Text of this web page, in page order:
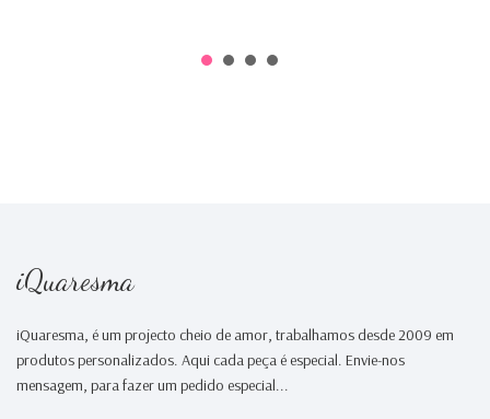
iQuaresma
iQuaresma, é um projecto cheio de amor, trabalhamos desde 2009 em
produtos personalizados. Aqui cada peça é especial. Envie-nos
mensagem, para fazer um pedido especial...